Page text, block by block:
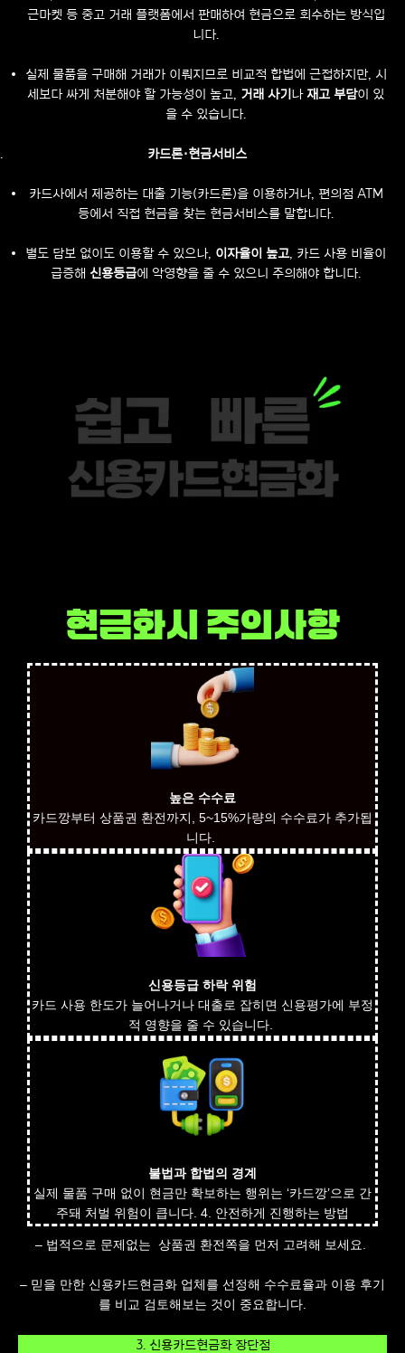
근마켓 등 중고 거래 플랫폼에서 판매하여 현금으로 회수하는 방식입
니다.
실제 물품을 구매해 거래가 이뤄지므로 비교적 합법에 근접하지만, 시
세보다 싸게 처분해야 할 가능성이 높고, 거래 사기나재고 부담이 있
을 수 있습니다.
카드론·현금서비스
카드사에서 제공하는 대출 기능(카드론)을 이용하거나, 편의점 ATM
등에서 직접 현금을 찾는 현금서비스를 말합니다.
별도 담보 없이도 이용할 수 있으나, 이자율이 높고 , 카드 사용 비율이
급증해 신용등급에 악영향을 줄 수 있으니 주의해야 합니다.
현금화시 주의사항
높은 수수료
카드깡부터 상품권 환전까지, 5~15%가량의 수수료가 추가됩
니다.
신용등급 하락 위험
카드 사용 한도가 늘어나거나 대출로 잡히면 신용평가에 부정
적 영향을 줄 수 있습니다.
불법과 합법의 경계
실제 물품 구매 없이 현금만 확보하는 행위는 ‘카드깡’으로 간
주돼 처벌 위험이 큽니다. 4. 안전하게 진행하는 방법
– 법적으로 문제없는 상품권 환전쪽을 먼저 고려해 보세요.
– 믿을 만한 신용카드현금화 업체를 선정해 수수료율과 이용 후기
를 비교 검토해보는 것이 중요합니다
3. 신용카드현금화 장단점